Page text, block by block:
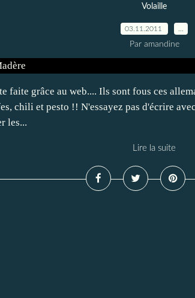
Volaille
03.11.2011
Par amandine
faite grâce au web.... Ils sont fous ces
chili et pesto !! N'essayez pas d'écrire
les...
Lire la suite